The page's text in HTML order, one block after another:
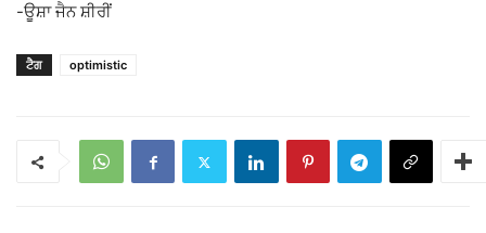
-ਊਸ਼ਾ ਜੈਨ ਸ਼ੀਰੀਂ
ਟੈਗ optimistic